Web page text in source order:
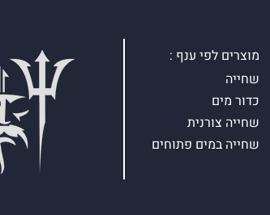
מוצרים לפי ענף :
שחייה
כדור מים
שחייה צורנית
שחייה במים פתוחים